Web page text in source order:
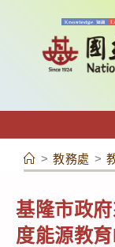
容
> 教務處 >
基隆市政
度能源教